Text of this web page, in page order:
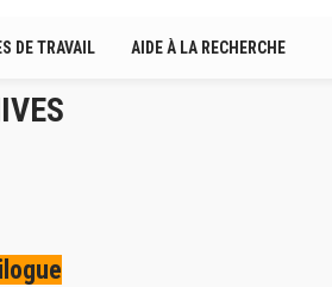
DE TRAVAIL AIDE À LA RECHERCHE